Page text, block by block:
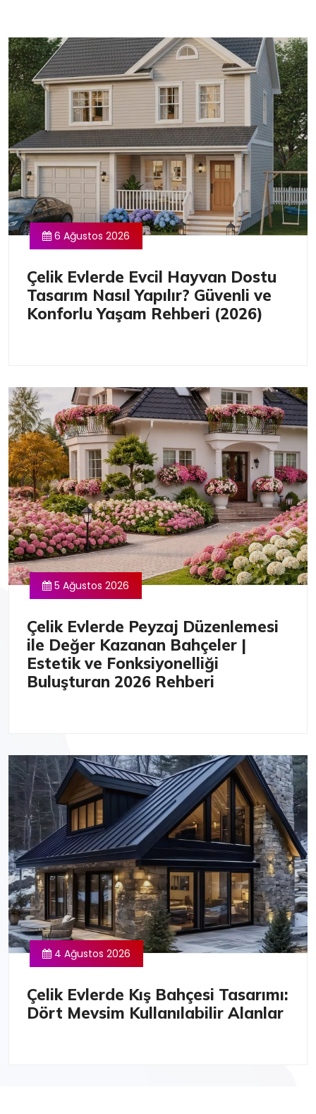
6 Ağustos 2026
Çelik Evlerde Evcil Hayvan Dostu
Tasarım Nasıl Yapılır? Güvenli ve
Konforlu Yaşam Rehberi (2026)
5 Ağustos 2026
Çelik Evlerde Peyzaj Düzenlemesi
ile Değer Kazanan Bahçeler |
Estetik ve Fonksiyonelliği
Buluşturan 2026 Rehberi
4 Ağustos 2026
Çelik Evlerde Kış Bahçesi Tasarımı:
Dört Mevsim Kullanılabilir Alanlar